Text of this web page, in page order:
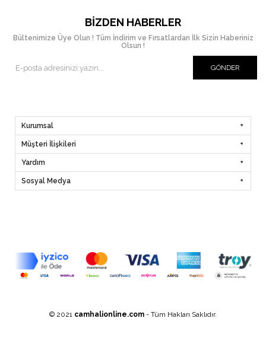
BIZDEN HABERLER
Bültenimize Üye Olun ! Tüm İndirim ve Fırsatlardan İlk Sizin Haberiniz
Olsun !
GÖNDER
Kurumsal
Müşteri İlişkileri
Yardım
Sosyal Medya
© 2021 camhalionline.com - Tüm Hakları Saklıdır.